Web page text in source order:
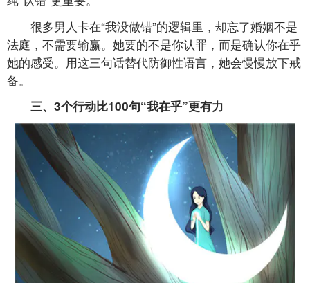
很多男人卡在“我没做错”的逻辑里，却忘了婚姻不是
法庭，不需要输赢。她要的不是你认罪，而是确认你在乎
她的感受。用这三句话替代防御性语言，她会慢慢放下戒
备。
三、3个行动比100句“我在乎”更有力